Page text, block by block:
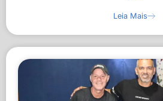
Leia Mais